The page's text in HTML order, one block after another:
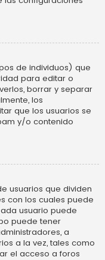
de individuos) que
para editar o
borrar y separar
los
que los usuarios se
y/o contenido
usuarios que dividen
con los cuales puede
usuario puede
puede tener
a
a la vez, tales como
el acceso a foros